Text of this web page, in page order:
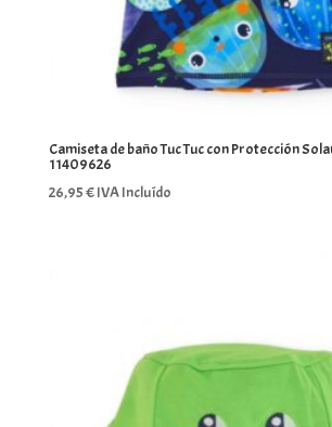
Camiseta de baño Tuc Tuc con Protección
11409626
26,95€IVA Incluído